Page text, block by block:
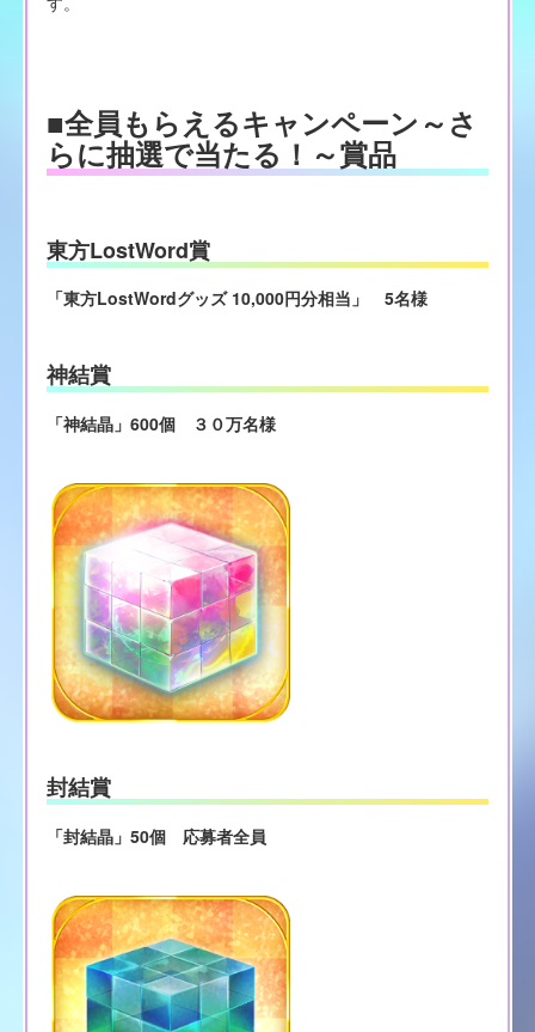
■全員もらえるキャンペーン～さ
らに抽選で当たる！～賞品
東方LostWord賞
「東方LostWordグッズ 10,000円分相当」 5名様
神結賞
「神結晶」600個 ３０万名様
封結賞
「封結晶」50個 応募者全員